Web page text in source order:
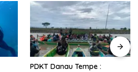
Cara Mengatasi Penyakit